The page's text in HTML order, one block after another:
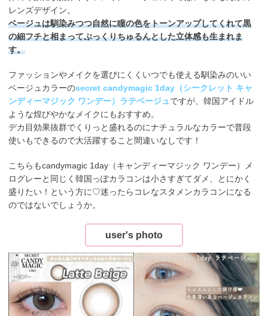
レンズデザイン。
ベージュは馴染みつつ自然に瞳の色をトーンアップしてくれて黒
の細フチと相まってぷっくりちゅるんとした立体感も生まれま
す。
ファッションやメイクを選びにくくいつでも使える馴染みのいい
ベージュカラーのsecret candymagic 1day（シークレット キャ
ンディーマジック ワンデー）ラテベージュですが、韓国アイドル
ような煌びやかなメイクにもおすすめ。
デカ目効果抜群でくりっと盛れるのにナチュラルなカラーで普段
使いもできるので大活躍すること間違いなしです！
こちらもcandymagic 1day（キャンディーマジック ワンデー）メ
ログレーと同じく韓国っぽカラコンは小さすぎてダメ、とにかく
盛りたい！という方に♡迷ったらコレなスタメンカラコンになる
のではないでしょうか。
user's photo